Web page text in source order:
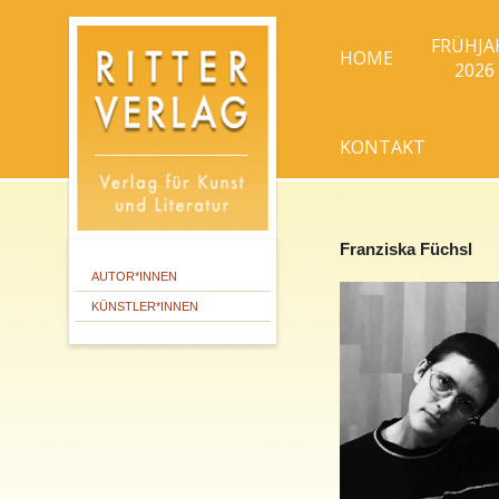
HOME
2026
KONTAKT
AUTOR*INNEN
KÜNSTLER*INNEN
Franziska Füchsl